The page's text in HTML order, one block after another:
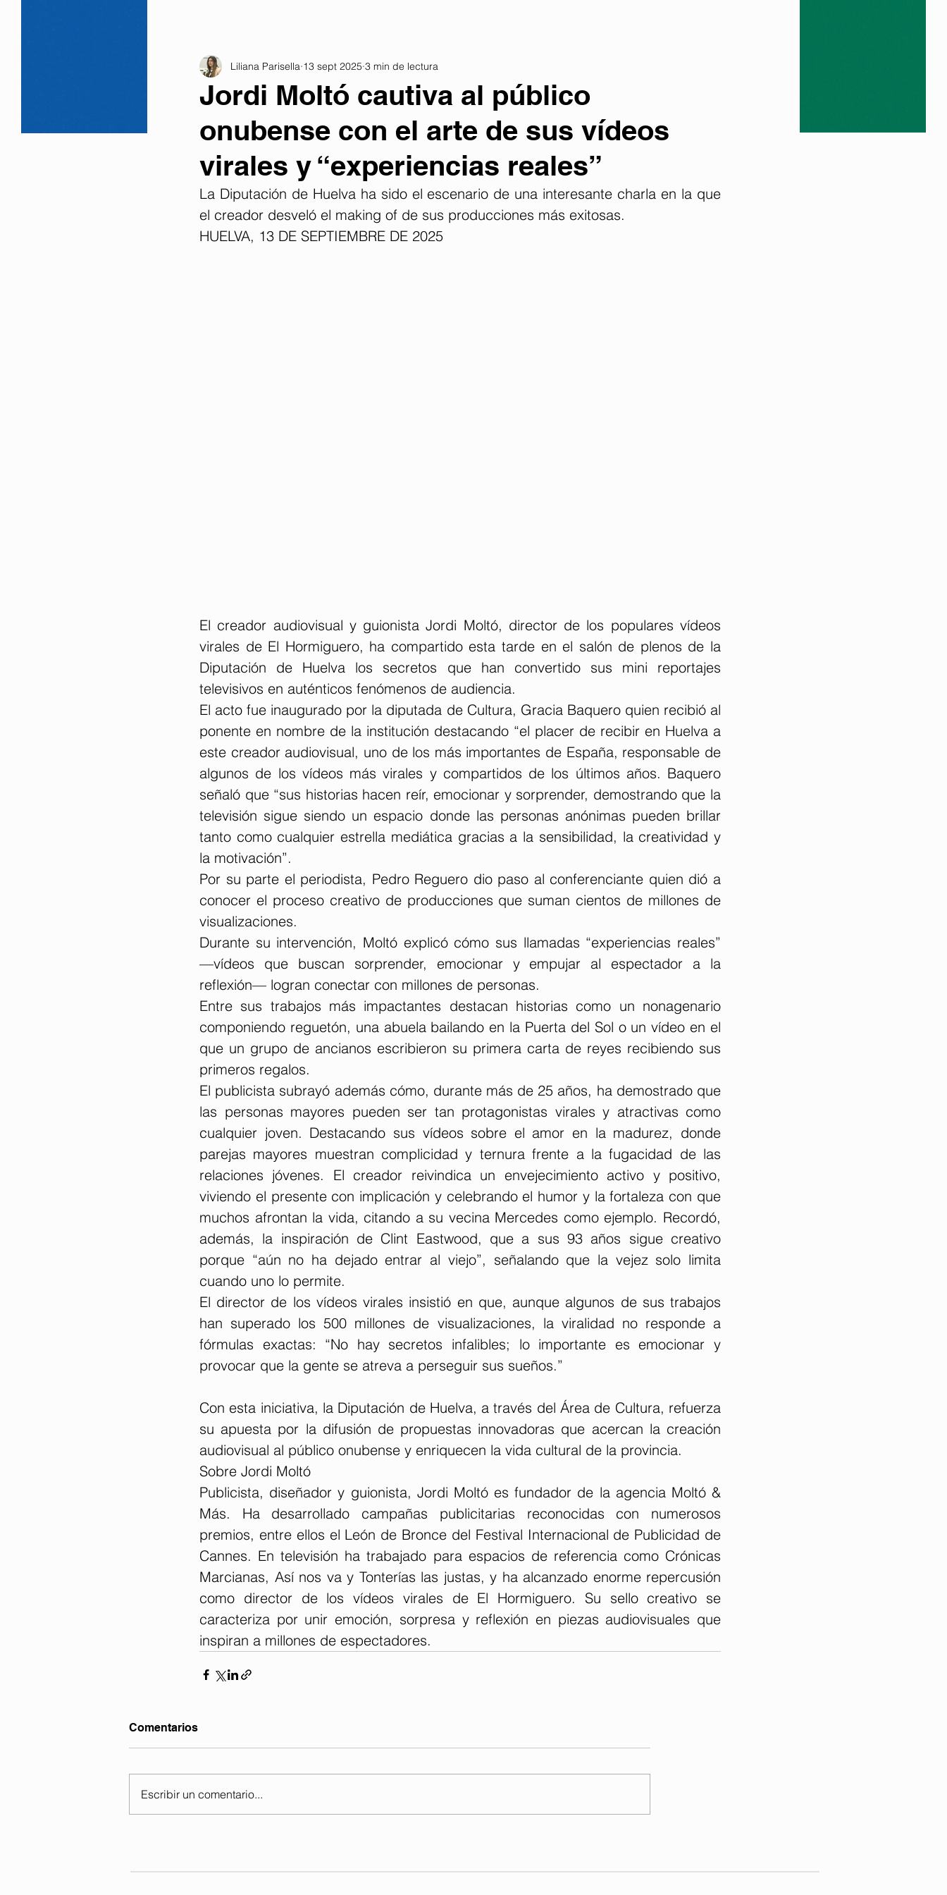
Jordi Moltó cautiva al público
onubense con el arte de sus vídeos
virales y “experiencias reales”
Liliana Parisella 13 sept 2025 3 min de lectura
La Diputación de Huelva ha sido el escenario de una interesante charla en la que
el creador desveló el making of de sus producciones más exitosas.
HUELVA, 13 DE SEPTIEMBRE DE 2025
El creador audiovisual y guionista Jordi Moltó, director de los populares vídeos
virales de El Hormiguero, ha compartido esta tarde en el salón de plenos de la
Diputación de Huelva los secretos que han convertido sus mini reportajes
televisivos en auténticos fenómenos de audiencia.
El acto fue inaugurado por la diputada de Cultura, Gracia Baquero quien recibió al
ponente en nombre de la institución destacando “el placer de recibir en Huelva a
este creador audiovisual, uno de los más importantes de España, responsable de
algunos de los vídeos más virales y compartidos de los últimos años. Baquero
señaló que “sus historias hacen reír, emocionar y sorprender, demostrando que la
televisión sigue siendo un espacio donde las personas anónimas pueden brillar
tanto como cualquier estrella mediática gracias a la sensibilidad, la creatividad y
la motivación”.
Por su parte el periodista, Pedro Reguero dio paso al conferenciante quien dió a
conocer el proceso creativo de producciones que suman cientos de millones de
visualizaciones.
Durante su intervención, Moltó explicó cómo sus llamadas “experiencias reales”
—vídeos que buscan sorprender, emocionar y empujar al espectador a la
reflexión— logran conectar con millones de personas.
Entre sus trabajos más impactantes destacan historias como un nonagenario
componiendo reguetón, una abuela bailando en la Puerta del Sol o un vídeo en el
que un grupo de ancianos escribieron su primera carta de reyes recibiendo sus
primeros regalos.
El publicista subrayó además cómo, durante más de 25 años, ha demostrado que
las personas mayores pueden ser tan protagonistas virales y atractivas como
cualquier joven. Destacando sus vídeos sobre el amor en la madurez, donde
parejas mayores muestran complicidad y ternura frente a la fugacidad de las
relaciones jóvenes. El creador reivindica un envejecimiento activo y positivo,
viviendo el presente con implicación y celebrando el humor y la fortaleza con que
muchos afrontan la vida, citando a su vecina Mercedes como ejemplo. Recordó,
además, la inspiración de Clint Eastwood, que a sus 93 años sigue creativo
porque “aún no ha dejado entrar al viejo”, señalando que la vejez solo limita
cuando uno lo permite.
El director de los vídeos virales insistió en que, aunque algunos de sus trabajos
han superado los 500 millones de visualizaciones, la viralidad no responde a
fórmulas exactas: “No hay secretos infalibles; lo importante es emocionar y
provocar que la gente se atreva a perseguir sus sueños.”
Con esta iniciativa, la Diputación de Huelva, a través del Área de Cultura, refuerza
su apuesta por la difusión de propuestas innovadoras que acercan la creación
audiovisual al público onubense y enriquecen la vida cultural de la provincia.
Sobre Jordi Moltó
Publicista, diseñador y guionista, Jordi Moltó es fundador de la agencia Moltó &
Más. Ha desarrollado campañas publicitarias reconocidas con numerosos
premios, entre ellos el León de Bronce del Festival Internacional de Publicidad de
Cannes. En televisión ha trabajado para espacios de referencia como Crónicas
Marcianas, Así nos va y Tonterías las justas, y ha alcanzado enorme repercusión
como director de los vídeos virales de El Hormiguero. Su sello creativo se
caracteriza por unir emoción, sorpresa y reflexión en piezas audiovisuales que
inspiran a millones de espectadores.
Comentarios
Escribir un comentario...